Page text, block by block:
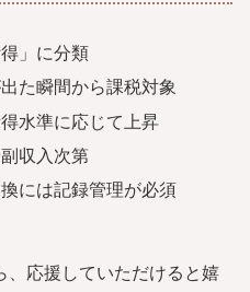
」に分類
た瞬間から課税対象
水準に応じて上昇
収入次第
には記録管理が必須
、応援していただけると嬉